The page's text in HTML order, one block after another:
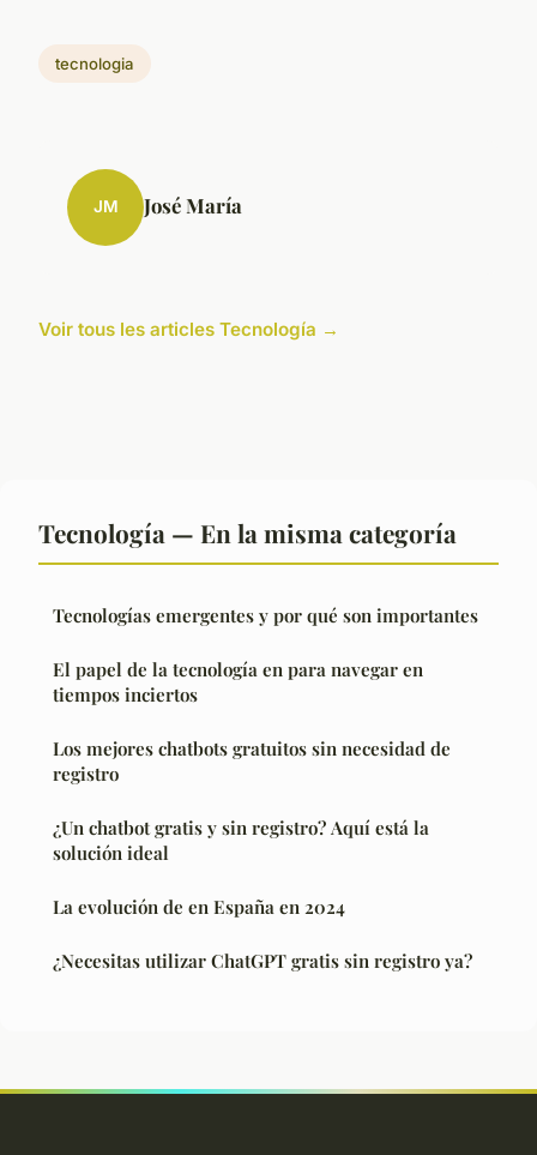
tecnologia
JM José María
Voir tous les articles Tecnología →
Tecnología — En la misma categoría
Tecnologías emergentes y por qué son importantes
El papel de la tecnología en para navegar en
tiempos inciertos
Los mejores chatbots gratuitos sin necesidad de
registro
¿Un chatbot gratis y sin registro? Aquí está la
solución ideal
La evolución de en España en 2024
¿Necesitas utilizar ChatGPT gratis sin registro ya?